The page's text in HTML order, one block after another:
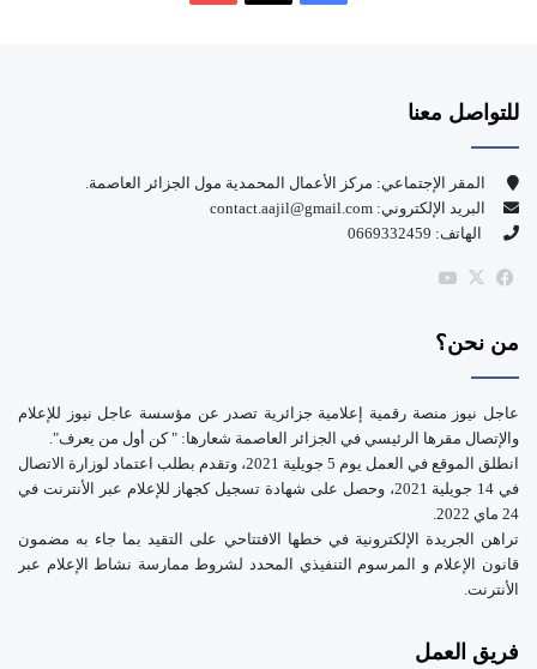
و
ك
للتواصل معنا
المقر الإجتماعي: مركز الأعمال المحمدية مول الجزائر العاصمة.
البريد الإلكتروني: contact.aajil@gmail.com
الهاتف: 0669332459
فيسبوك
‫X
من نحن؟
عاجل نيوز منصة رقمية إعلامية جزائرية تصدر عن مؤسسة عاجل نيوز للإعلام
والإتصال مقرها الرئيسي في الجزائر العاصمة شعارها: " كن أول من يعرف".
انطلق الموقع في العمل يوم 5 جويلية 2021، وتقدم بطلب اعتماد لوزارة الاتصال
في 14 جويلية 2021، وحصل على شهادة تسجيل كجهاز للإعلام عبر الأنترنت في
24 ماي 2022.
تراهن الجريدة الإلكترونية في خطها الافتتاحي على التقيد بما جاء به مضمون
قانون الإعلام و المرسوم التنفيذي المحدد لشروط ممارسة نشاط الإعلام عبر
الأنترنت.
فريق العمل